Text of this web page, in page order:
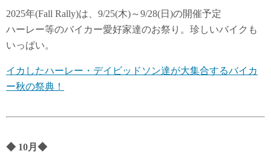
2025年(Fall Rally)は、9/25(木)～9/28(日)の開催予定
ハーレー等のバイカー愛好家達のお祭り。珍しいバイクも
いっぱい。
イカしたハーレー・デイビッドソン達が大集合するバイカ
ー秋の祭典！
◆ 10月 ◆